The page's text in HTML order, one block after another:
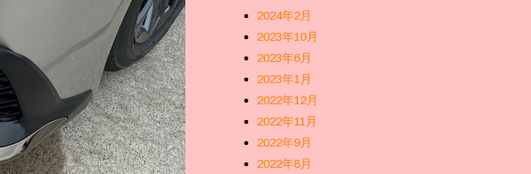
2024年2月
2023年10月
2023年6月
2023年1月
2022年12月
2022年11月
2022年9月
2022年8月